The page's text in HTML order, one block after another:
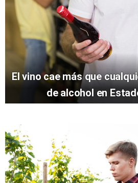
El vino cae más que
de alcohol en